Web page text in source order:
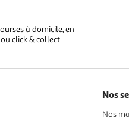
à domicile, en
click & collect
Nos
Nos